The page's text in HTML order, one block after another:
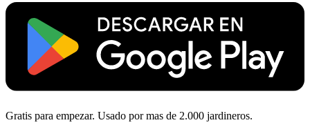
Gratis para empezar. Usado por mas de 2.000 jardineros.